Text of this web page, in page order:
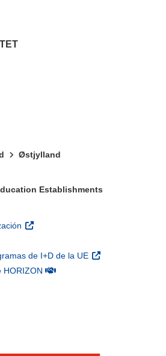
Østjylland
Establishments
(se abrirá en una nueva ventana)
nueva ventana)
de I+D de la UE (se abrirá en una
HORIZON(se abrirá en una nueva
el contenido de la